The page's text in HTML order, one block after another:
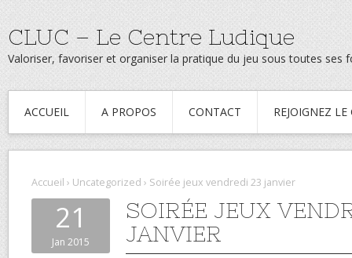
CLUC – Le Centre Ludique
Valoriser, favoriser et organiser la pratique du jeu sous toutes
ACCUEIL A PROPOS CONTACT REJOIGNEZ
Accueil › Uncategorized › Soirée jeux vendredi 23 janvier
21
Jan 2015
SOIRÉE JEUX
JANVIER